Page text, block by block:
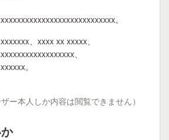
。
、xxxx xx xxxxx、
、
。
ー本人しか内容は閲覧できません）